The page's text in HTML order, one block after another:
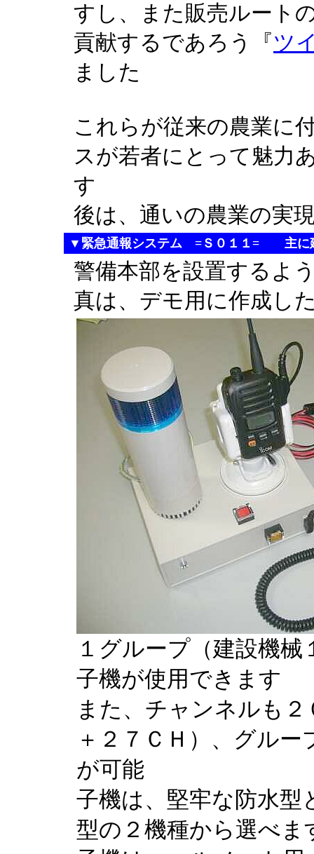
すし、また販売ルート
貢献するであろう『ツ
ました
これらが従来の農業に
スが若者にとって魅力
す
後は、通いの農業の実
▼緊急通報システム =Ｓ０１１= 主に
警備本部を設置するよ
真は、デモ用に作成し
１グループ（建設機
子機が使用できます
また、チャンネルも
＋２７ＣＨ）、グル
が可能
子機は、堅牢な防水型
型の２機種から選べま